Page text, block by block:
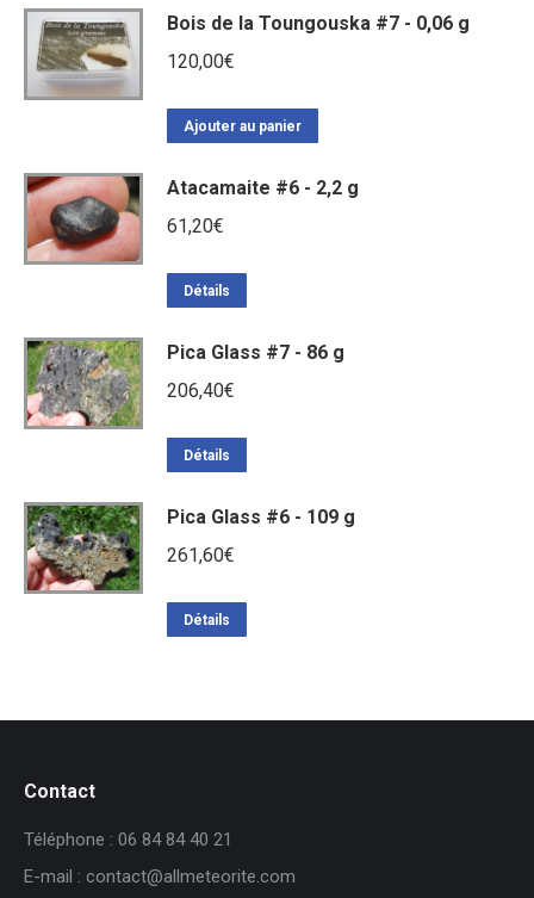
Bois de la Toungouska #7 - 0,06 g
120,00€
Ajouter au panier
Atacamaite #6 - 2,2 g
61,20€
Détails
Pica Glass #7 - 86 g
206,40€
Détails
Pica Glass #6 - 109 g
261,60€
Détails
Contact
Téléphone : 06 84 84 40 21
E-mail : contact@allmeteorite.com